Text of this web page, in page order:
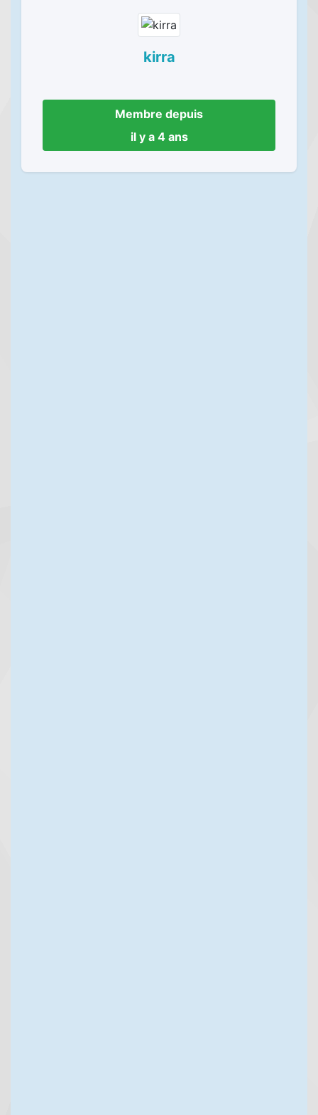
kirra
Membre depuis
il y a 4 ans